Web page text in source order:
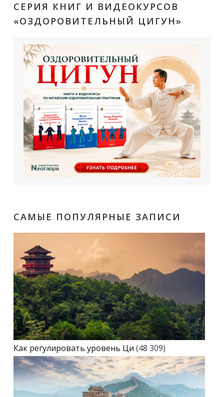
СЕРИЯ КНИГ И ВИДЕОКУРСОВ
«ОЗДОРОВИТЕЛЬНЫЙ ЦИГУН»
САМЫЕ ПОПУЛЯРНЫЕ ЗАПИСИ
Как регулировать уровень Ци (48 309)